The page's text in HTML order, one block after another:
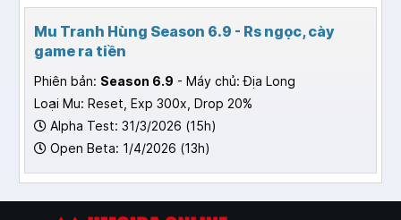
Mu Tranh Hùng Season 6.9 - Rs ngọc, cày
game ra tiền
Phiên bản: Season 6.9 - Máy chủ: Địa Long
Loại Mu: Reset, Exp 300x, Drop 20%
Alpha Test: 31/3/2026 (15h)
Open Beta: 1/4/2026 (13h)